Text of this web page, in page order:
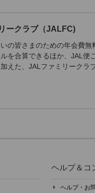
ークラブ（JALFC)
の皆さまのための年会費無
を合算できるほか、JAL
えた、JALファミリークラ
ヘルプ＆コ
ヘルプ・お